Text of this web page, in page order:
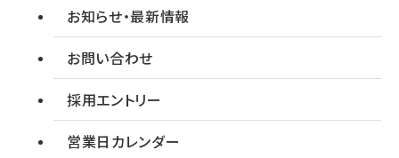
お知らせ・最新情報
お問い合わせ
採用エントリー
営業日カレンダー